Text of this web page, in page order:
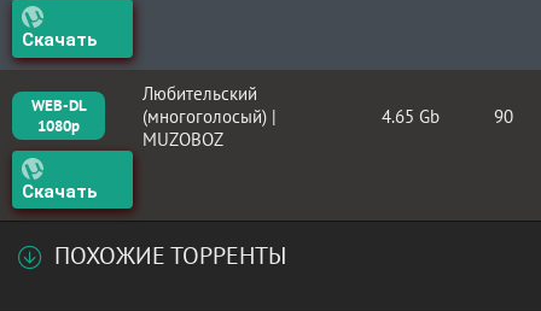
Скачать
WEB-DL
1080p
Любительский
(многоголосый) |
MUZOBOZ
4.65 Gb 90
Скачать
ПОХОЖИЕ ТОРРЕНТЫ